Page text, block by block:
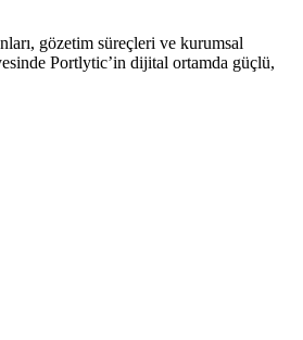
gözetim süreçleri ve kurumsal
Portlytic’in dijital ortamda güçlü,